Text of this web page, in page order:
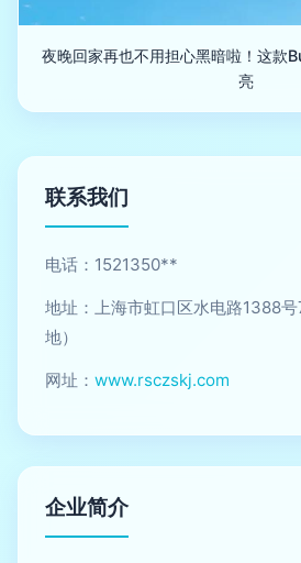
夜晚回家再也不用担心黑暗啦！这款
亮
联系我们
电话：1521350**
地址：上海市虹口区水电路1388
地）
网址： www.rsczskj.com
企业简介